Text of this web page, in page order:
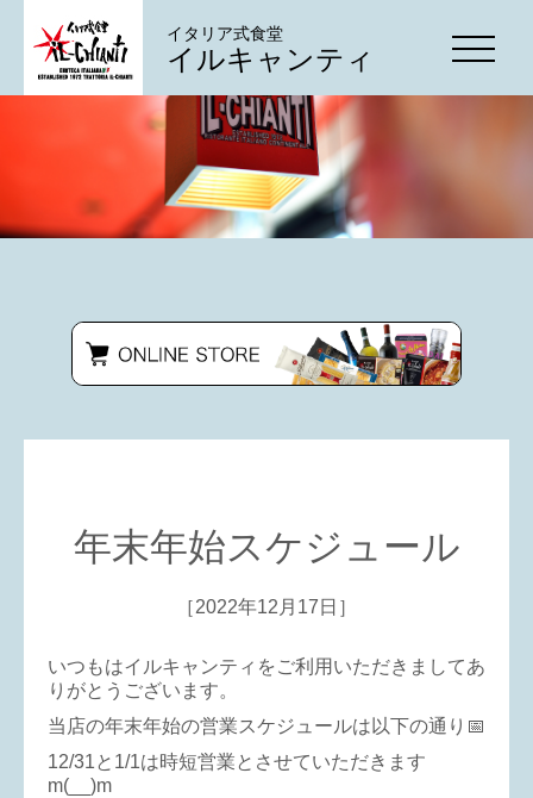
イタリア式食堂
イルキャンティ
年末年始スケジュール
［2022年12月17日］
いつもはイルキャンティをご利用いただきましてあ
りがとうございます。
当店の年末年始の営業スケジュールは以下の通り📅
12/31と1/1は時短営業とさせていただきます
m(__)m